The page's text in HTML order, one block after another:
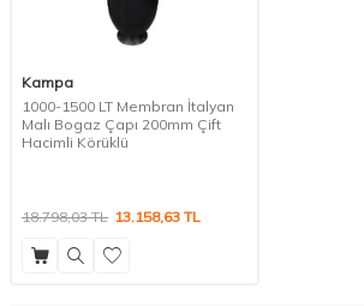
Kampa
1000-1500 LT Membran İtalyan
Malı Bogaz Çapı 200mm Çift
Hacimli Körüklü
18.798,03TL 13.158,63 TL